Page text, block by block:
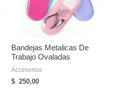
Bandejas Metalicas De
Trabajo Ovaladas
Accesorios
$ 250,00